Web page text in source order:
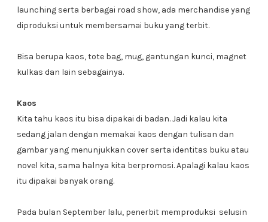
launching serta berbagai road show, ada merchandise yang
diproduksi untuk membersamai buku yang terbit.
Bisa berupa kaos, tote bag, mug, gantungan kunci, magnet
kulkas dan lain sebagainya.
Kaos
Kita tahu kaos itu bisa dipakai di badan. Jadi kalau kita
sedang jalan dengan memakai kaos dengan tulisan dan
gambar yang menunjukkan cover serta identitas buku atau
novel kita, sama halnya kita berpromosi. Apalagi kalau kaos
itu dipakai banyak orang.
Pada bulan September lalu, penerbit memproduksi selusin